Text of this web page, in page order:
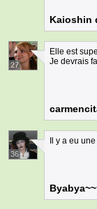
Kaioshin
27
Elle est
Je devrais
36
Il y a eu